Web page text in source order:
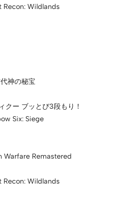
Recon: Wildlands
神の秘宝
クー ブッとび3段もり！
Six: Siege
Warfare Remastered
Recon: Wildlands